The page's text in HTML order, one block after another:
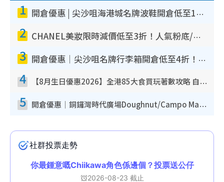
1 開倉優惠 | 尖沙咀海港城名牌波鞋開倉低至1折！On鞋$899起／Joy&Peace鞋履$98起
2 CHANEL美妝限時減價低至3折！人氣粉底/唇膏/精華液低至$275！COCO香水都有平
3 開倉優惠｜尖沙咀名牌行李箱開倉低至4折！一連5日 American Tourister/ace./Hallmark $200起！
4 【8月生日優惠2026】全港85大食買玩著數攻略 自助餐/火鍋放題同行免費＋誠品/DONKI送現金券
5 開倉優惠｜銅鑼灣時代廣場Doughnut/Campo Marzio開倉低至1折！背囊、書包、手袋劈價$200起